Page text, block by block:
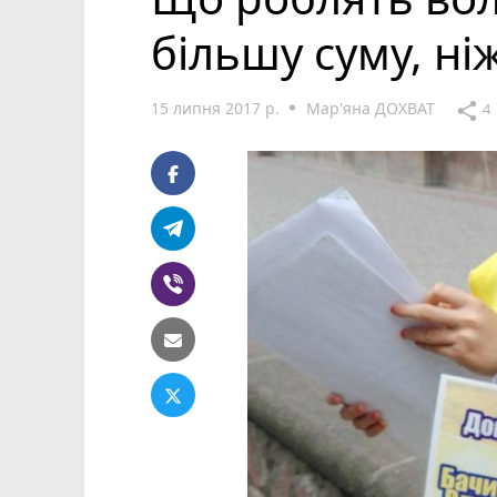
більшу суму,
15 липня 2017 р. Мар'яна ДОХВАТ share 4